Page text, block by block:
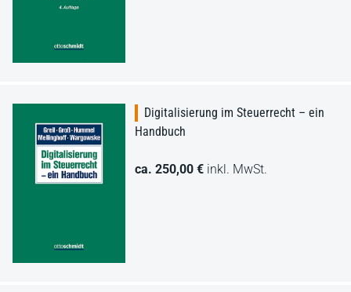
Digitalisierung im Steuerrecht – ein
Handbuch
ca. 250,00 € inkl. MwSt.